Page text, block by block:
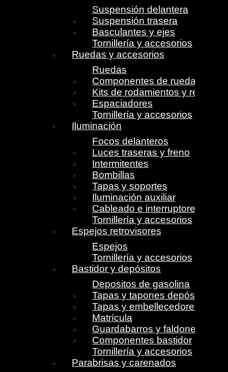
Suspensión delantera
Suspensión trasera
Basculantes y ejes
Tornillería y accesorios
Ruedas y accesorios
Ruedas
Componentes de ruedas
Kits de rodamientos y retenes
Espaciadores
Tornillería y accesorios
Iluminación
Focos delanteros
Luces traseras y freno
Intermitentes
Bombillas
Tapas y soportes
Iluminación auxiliar
Cableado e interruptores
Tornillería y accesorios
Espejos retrovisores
Espejos
Tornillería y accesorios
Bastidor y depósitos
Depositos de gasolina
Tapas y tapones depósito
Tapas y embellecedores
Matrícula
Guardabarros y faldones
Componentes bastidor
Tornillería y accesorios
Parabrisas y carenados